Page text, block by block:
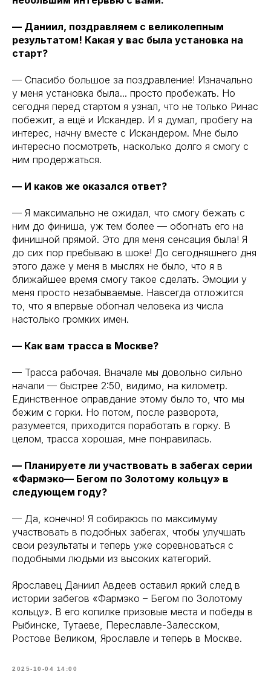
— Даниил, поздравляем с великолепным
результатом! Какая у вас была установка на
старт?
— Спасибо большое за поздравление! Изначально
у меня установка была... просто пробежать. Но
сегодня перед стартом я узнал, что не только Ринас
побежит, а ещё и Искандер. И я думал, пробегу на
интерес, начну вместе с Искандером. Мне было
интересно посмотреть, насколько долго я смогу с
ним продержаться.
— И каков же оказался ответ?
— Я максимально не ожидал, что смогу бежать с
ним до финиша, уж тем более — обогнать его на
финишной прямой. Это для меня сенсация была! Я
до сих пор пребываю в шоке! До сегодняшнего дня
этого даже у меня в мыслях не было, что я в
ближайшее время смогу такое сделать. Эмоции у
меня просто незабываемые. Навсегда отложится
то, что я впервые обогнал человека из числа
настолько громких имен.
— Как вам трасса в Москве?
— Трасса рабочая. Вначале мы довольно сильно
начали — быстрее 2:50, видимо, на километр.
Единственное оправдание этому было то, что мы
бежим с горки. Но потом, после разворота,
разумеется, приходится поработать в горку. В
целом, трасса хорошая, мне понравилась.
— Планируете ли участвовать в забегах серии
«Фармэко— Бегом по Золотому кольцу» в
следующем году?
— Да, конечно! Я собираюсь по максимуму
участвовать в подобных забегах, чтобы улучшать
свои результаты и теперь уже соревноваться с
подобными людьми из высоких категорий.
Ярославец Даниил Авдеев оставил яркий след в
истории забегов «Фармэко – Бегом по Золотому
кольцу». В его копилке призовые места и победы в
Рыбинске, Тутаеве, Переславле-Залесском,
Ростове Великом, Ярославле и теперь в Москве.
2025-10-04 14:00